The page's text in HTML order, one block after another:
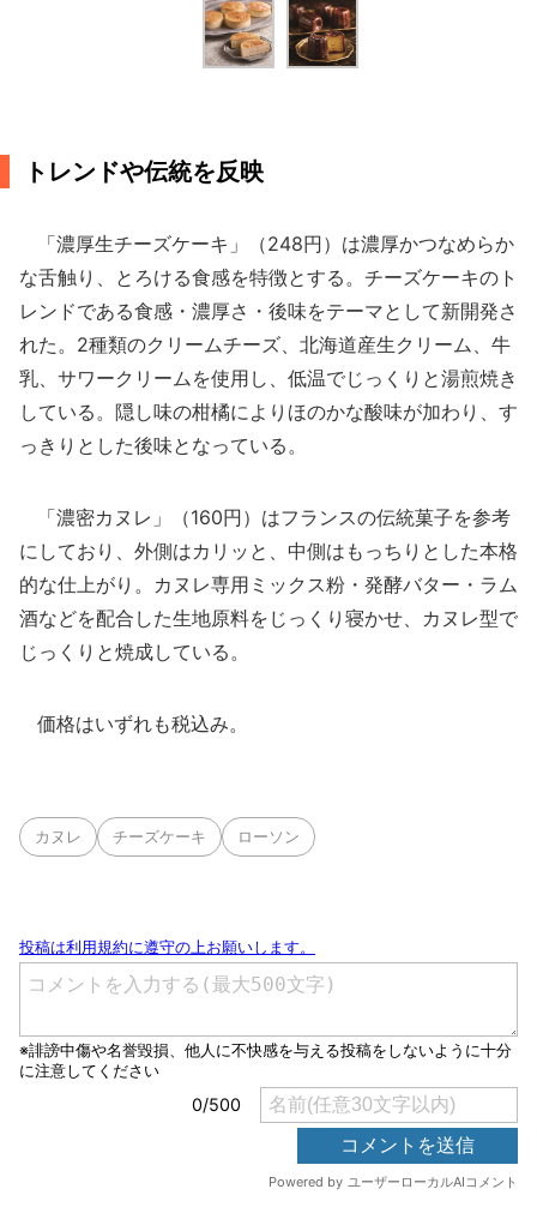
トレンドや伝統を反映
「濃厚生チーズケーキ」（248円）は濃厚かつなめらか
な舌触り、とろける食感を特徴とする。チーズケーキのト
レンドである食感・濃厚さ・後味をテーマとして新開発さ
れた。2種類のクリームチーズ、北海道産生クリーム、牛
乳、サワークリームを使用し、低温でじっくりと湯煎焼き
している。隠し味の柑橘によりほのかな酸味が加わり、す
っきりとした後味となっている。
「濃密カヌレ」（160円）はフランスの伝統菓子を参考
にしており、外側はカリッと、中側はもっちりとした本格
的な仕上がり。カヌレ専用ミックス粉・発酵バター・ラム
酒などを配合した生地原料をじっくり寝かせ、カヌレ型で
じっくりと焼成している。
価格はいずれも税込み。
カヌレ チーズケーキ ローソン